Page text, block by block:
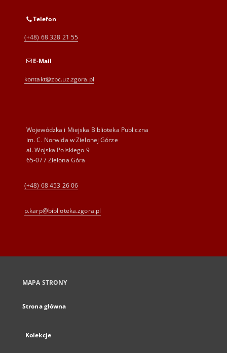
Telefon
(+48) 68 328 21 55
E-Mail
kontakt@zbc.uz.zgora.pl
Wojewódzka i Miejska Biblioteka Publiczna
im. C. Norwida w Zielonej Górze
al. Wojska Polskiego 9
65-077 Zielona Góra
(+48) 68 453 26 06
p.karp@biblioteka.zgora.pl
MAPA STRONY
Strona główna
Kolekcje